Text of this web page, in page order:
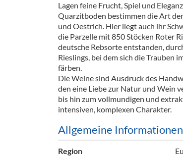
Ausschankwagen
Gläser
Kühlanhänger
Theken + Zubehör
Lagen feine Frucht, Spiel und
Quarzitboden bestimmen die Art
und Oestrich. Hier liegt auch ihr
die Parzelle mit 850 Stöcken Roter
deutsche Rebsorte entstanden,
Rieslings, bei dem sich die Trauben
färben.
Die Weine sind Ausdruck des
den eine Liebe zur Natur und Wein
bis hin zum vollmundigen und
intensiven, komplexen Charakter.
Allgemeine Informationen
Region